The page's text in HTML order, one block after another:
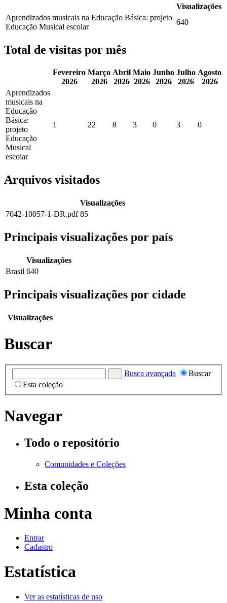
Visualizações
Aprendizados musicais na Educação Básica: projeto
Educação Musical escolar
640
Total de visitas por mês
Fevereiro
2026
Março
2026
Abril
2026
Maio
2026
Junho
2026
Julho
2026
Agosto
2026
Aprendizados
musicais na
Educação
Básica:
projeto
Educação
Musical
escolar
1 22 8 3 0 3 0
Arquivos visitados
Visualizações
7042-10057-1-DR.pdf 85
Principais visualizações por país
Visualizações
Brasil 640
Principais visualizações por cidade
Visualizações
Buscar
Busca avançada
Buscar
Esta coleção
Navegar
Todo o repositório
Comunidades e Coleções
Esta coleção
Minha conta
Entrar
Cadastro
Estatística
Ver as estatísticas de uso